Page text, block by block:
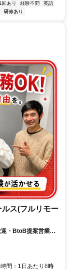
回あり 経験不問
英語
研修あり
ス(フルリモー
迎・BtoB提案営業で
間：1日あたり8時